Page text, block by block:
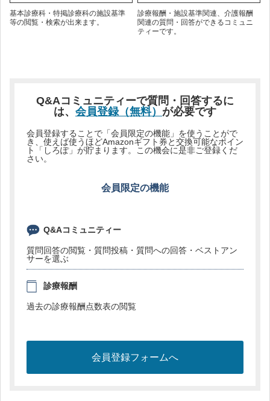
基本診療科・特掲診療科の施設基準
等の閲覧・検索が出来ます。
診療報酬・施設基準関連、介護報酬
関連の質問・回答ができるコミュニ
ティーです。
Q&Aコミュニティーで質問・回答するに
は、 会員登録（無料） が必要です
会員登録することで「会員限定の機能」を使うことがで
き、使えば使うほどAmazonギフト券と交換可能なポイン
ト「しろぽ」が貯まります。この機会に是非ご登録くだ
さい。
会員限定の機能
Q&Aコミュニティー
質問回答の閲覧・質問投稿・質問への回答・ベストアン
サーを選ぶ
診療報酬
過去の診療報酬点数表の閲覧
会員登録フォームへ